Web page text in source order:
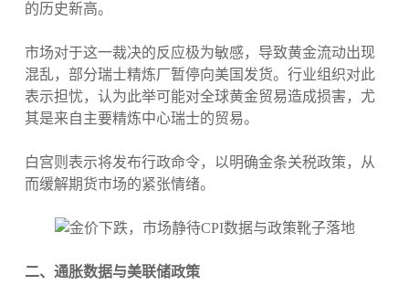
的历史新高。
市场对于这一裁决的反应极为敏感，导致黄金流动出现
混乱，部分瑞士精炼厂暂停向美国发货。行业组织对此
表示担忧，认为此举可能对全球黄金贸易造成损害，尤
其是来自主要精炼中心瑞士的贸易。
白宫则表示将发布行政命令，以明确金条关税政策，从
而缓解期货市场的紧张情绪。
二、通胀数据与美联储政策